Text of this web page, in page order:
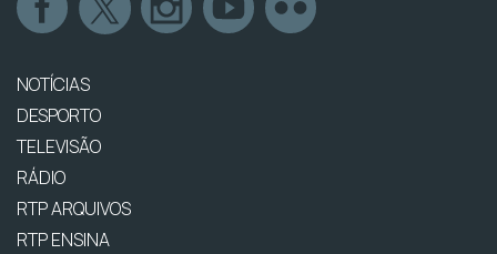
NOTÍCIAS
DESPORTO
TELEVISÃO
RÁDIO
RTP ARQUIVOS
RTP ENSINA